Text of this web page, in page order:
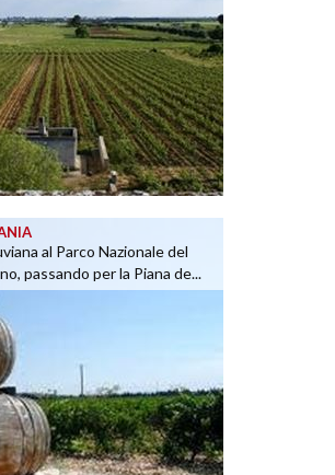
al Parco Nazionale del
passando per la Piana de...